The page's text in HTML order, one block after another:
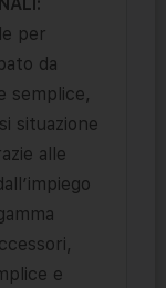
per
da
semplice,
situazione
alle
e